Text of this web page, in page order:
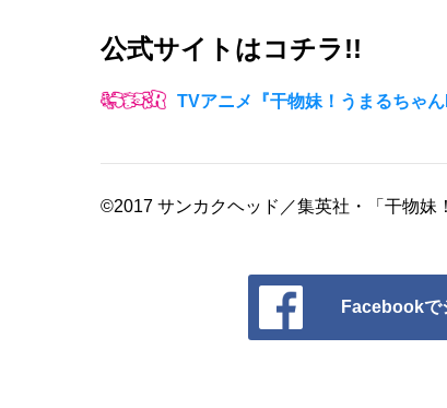
公式サイトはコチラ!!
TVアニメ『干物妹！うまるちゃ
©2017 サンカクヘッド／集英社・「干物妹
Facebookで